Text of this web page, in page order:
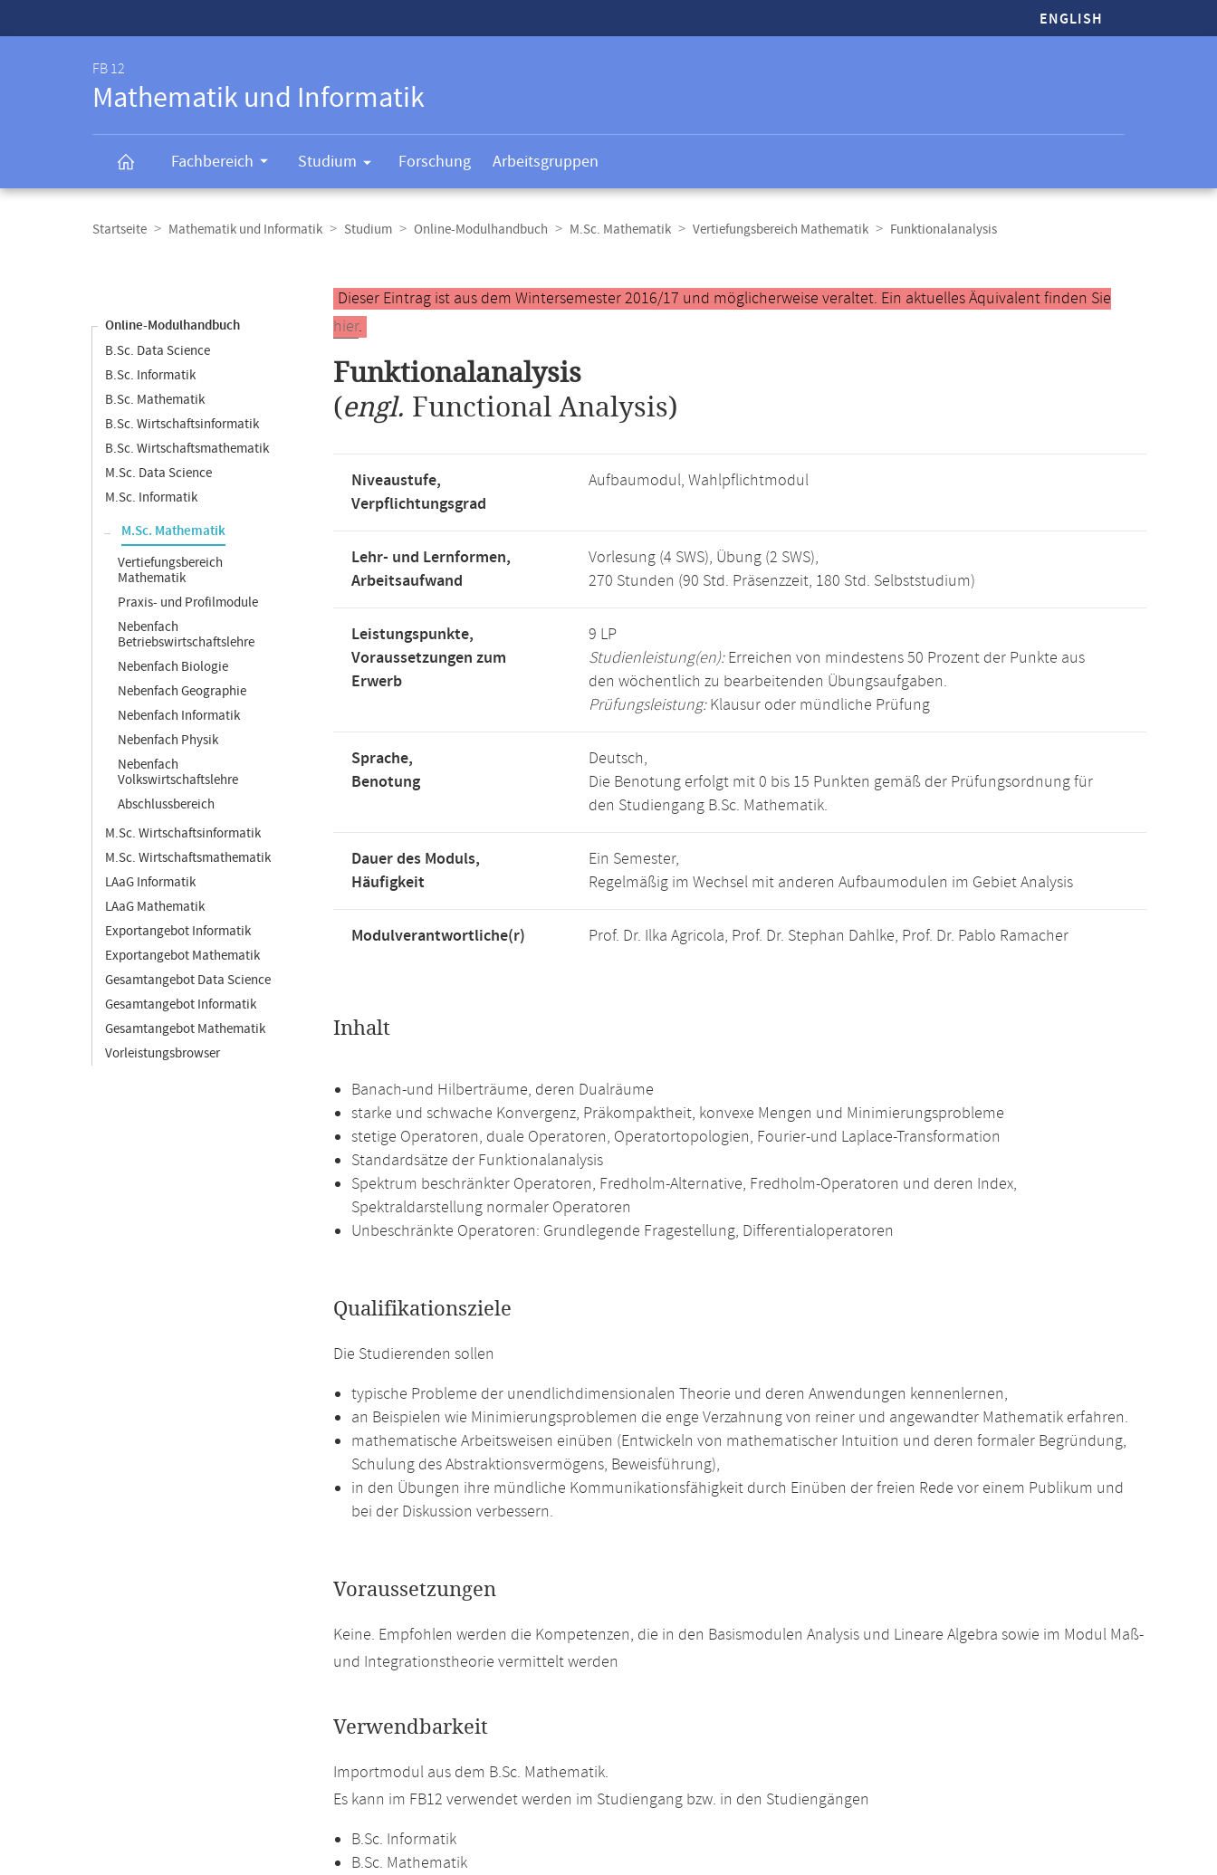
ENGLISH
FB 12
Mathematik und Informatik
Fachbereich Studium Forschung Arbeitsgruppen
Navigation
Startseite Mathematik und Informatik Studium Online-Modulhandbuch M.Sc. Mathematik Vertiefungsbereich Mathematik Funktionalanalysis
Online-Modulhandbuch
B.Sc. Data Science
B.Sc. Informatik
B.Sc. Mathematik
B.Sc. Wirtschaftsinformatik
B.Sc. Wirtschaftsmathematik
M.Sc. Data Science
M.Sc. Informatik
M.Sc. Mathematik
Vertiefungsbereich
Mathematik
Praxis- und Profilmodule
Nebenfach
Betriebswirtschaftslehre
Nebenfach Biologie
Nebenfach Geographie
Nebenfach Informatik
Nebenfach Physik
Nebenfach
Volkswirtschaftslehre
Abschlussbereich
M.Sc. Wirtschaftsinformatik
M.Sc. Wirtschaftsmathematik
LAaG Informatik
LAaG Mathematik
Exportangebot Informatik
Exportangebot Mathematik
Gesamtangebot Data Science
Gesamtangebot Informatik
Gesamtangebot Mathematik
Vorleistungsbrowser
Hauptinhalt
Dieser Eintrag ist aus dem Wintersemester 2016/17 und möglicherweise veraltet. Ein aktuelles Äquivalent finden Sie
hier.
Funktionalanalysis
(engl. Functional Analysis)
Niveaustufe,
Verpflichtungsgrad
Aufbaumodul, Wahlpflichtmodul
Lehr- und Lernformen,
Arbeitsaufwand
Vorlesung (4 SWS), Übung (2 SWS),
270 Stunden (90 Std. Präsenzzeit, 180 Std. Selbststudium)
Leistungspunkte,
Voraussetzungen zum
Erwerb
9 LP
Studienleistung(en):Erreichen von mindestens 50 Prozent der Punkte aus
den wöchentlich zu bearbeitenden Übungsaufgaben.
Prüfungsleistung:Klausur oder mündliche Prüfung
Sprache,
Benotung
Deutsch,
Die Benotung erfolgt mit 0 bis 15 Punkten gemäß der Prüfungsordnung für
den Studiengang B.Sc. Mathematik.
Dauer des Moduls,
Häufigkeit
Ein Semester,
Regelmäßig im Wechsel mit anderen Aufbaumodulen im Gebiet Analysis
Modulverantwortliche(r) Prof. Dr. Ilka Agricola, Prof. Dr. Stephan Dahlke, Prof. Dr. Pablo Ramacher
Inhalt
Banach-und Hilberträume, deren Dualräume
starke und schwache Konvergenz, Präkompaktheit, konvexe Mengen und Minimierungsprobleme
stetige Operatoren, duale Operatoren, Operatortopologien, Fourier-und Laplace-Transformation
Standardsätze der Funktionalanalysis
Spektrum beschränkter Operatoren, Fredholm-Alternative, Fredholm-Operatoren und deren Index,
Spektraldarstellung normaler Operatoren
Unbeschränkte Operatoren: Grundlegende Fragestellung, Differentialoperatoren
Qualifikationsziele
Die Studierenden sollen
typische Probleme der unendlichdimensionalen Theorie und deren Anwendungen kennenlernen,
an Beispielen wie Minimierungsproblemen die enge Verzahnung von reiner und angewandter Mathematik erfahren.
mathematische Arbeitsweisen einüben (Entwickeln von mathematischer Intuition und deren formaler Begründung,
Schulung des Abstraktionsvermögens, Beweisführung),
in den Übungen ihre mündliche Kommunikationsfähigkeit durch Einüben der freien Rede vor einem Publikum und
bei der Diskussion verbessern.
Voraussetzungen
Keine. Empfohlen werden die Kompetenzen, die in den Basismodulen Analysis und Lineare Algebra sowie im Modul Maß-
und Integrationstheorie vermittelt werden
Verwendbarkeit
Importmodul aus dem B.Sc. Mathematik.
Es kann im FB12 verwendet werden im Studiengang bzw. in den Studiengängen
B.Sc. Informatik
B.Sc. Mathematik